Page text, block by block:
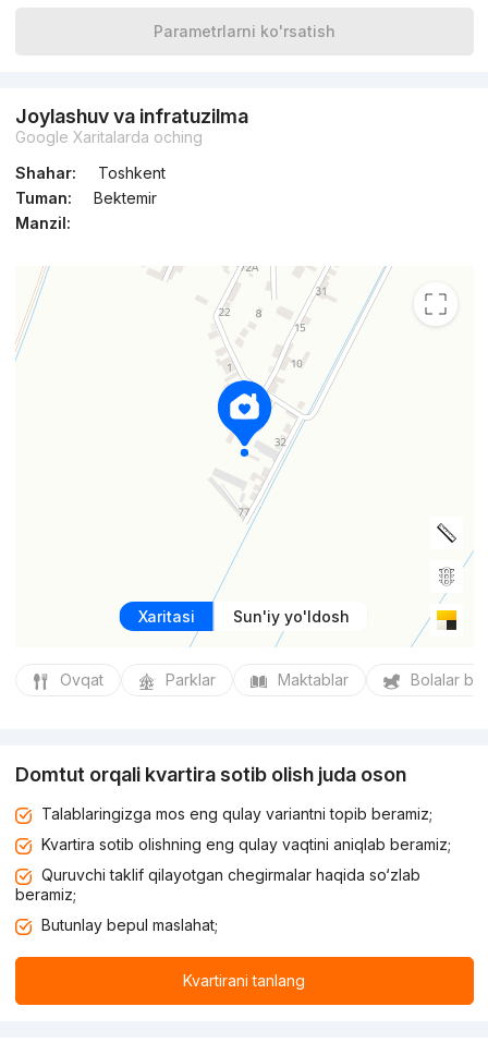
Parametrlarni ko'rsatish
Joylashuv va infratuzilma
Google Xaritalarda oching
Shahar:
Toshkent
Tuman:
Bektemir
Manzil:
Xaritasi Sun'iy yo'ldosh
Ovqat Parklar Maktablar Bolalar
Domtut orqali kvartira sotib olish juda oson
Talablaringizga mos eng qulay variantni topib beramiz;
Kvartira sotib olishning eng qulay vaqtini aniqlab beramiz;
Quruvchi taklif qilayotgan chegirmalar haqida so‘zlab
beramiz;
Butunlay bepul maslahat;
Kvartirani tanlang